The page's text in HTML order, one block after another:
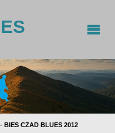
BIES CZAD BLUES 2012